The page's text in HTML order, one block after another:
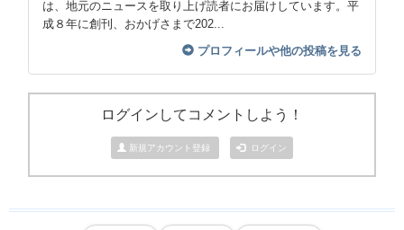
は、地元のニュースを取り上げ読者にお届けしています。平
成８年に創刊、おかげさまで202...
プロフィールや他の投稿を見る
ログインしてコメントしよう！
新規アカウント登録 ログイン